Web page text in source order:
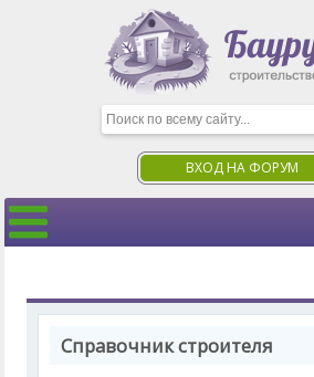
ВХОД НА ФОРУМ
Справочник строителя